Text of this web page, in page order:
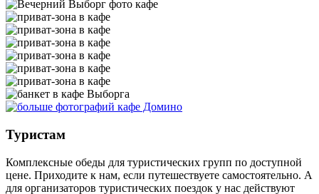
Туристам
Комплексные обеды для туристических групп по доступной
цене. Приходите к нам, если путешествуете самостоятельно. А
для организаторов туристических поездок у нас действуют